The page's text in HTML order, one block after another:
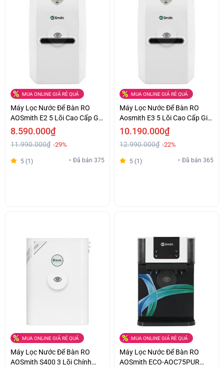
MUA ONLINE GIÁ RẺ QUÁ
Máy Lọc Nước Để Bàn RO
AOSmith E2 5 Lõi Cao Cấp Giá
Êm Ái
8.590.000₫
11.990.000₫ -29%
5 (1) Đã bán 375
MUA ONLINE GIÁ RẺ QUÁ
Máy Lọc Nước Để Bàn RO
Aosmith E3 5 Lõi Cao Cấp Giá
Ưu Đãi
10.190.000₫
12.990.000₫ -22%
5 (1) Đã bán 365
MUA ONLINE GIÁ RẺ QUÁ
Máy Lọc Nước Để Bàn RO
AOSmith S400 3 Lõi Chính
MUA ONLINE GIÁ RẺ QUÁ
Máy Lọc Nước Để Bàn RO
AOSmith ECO-AOC75PUR